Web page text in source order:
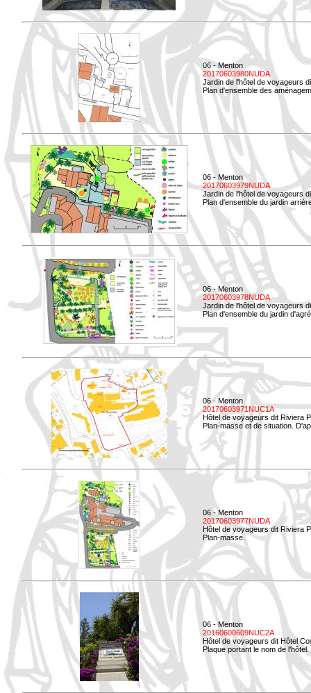
06 - Menton
20170603980NUDA
Jardin de l'hôtel de voyageurs
Plan d'ensemble des
06 - Menton
20170603979NUDA
Jardin de l'hôtel de voyageurs
Plan d'ensemble du jardin
06 - Menton
20170603978NUDA
Jardin de l'hôtel de voyageurs
Plan d'ensemble du jardin
06 - Menton
20170603971NUC1A
Hôtel de voyageurs dit Riviera
Plan-masse et de situation.
06 - Menton
20170603977NUDA
Hôtel de voyageurs dit Riviera
Plan-masse.
06 - Menton
20160600609NUC2A
Hôtel de voyageurs dit Hôtel
Plaque portant le nom de l'hôtel.